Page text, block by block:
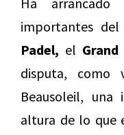
importantes
Padel, el
disputa, como
Beausoleil,
altura de lo que